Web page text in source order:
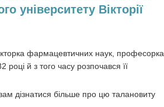
університету Вікторії
фармацевтичних наук, професорка
й з того часу розпочався її
дізнатися більше про цю талановиту